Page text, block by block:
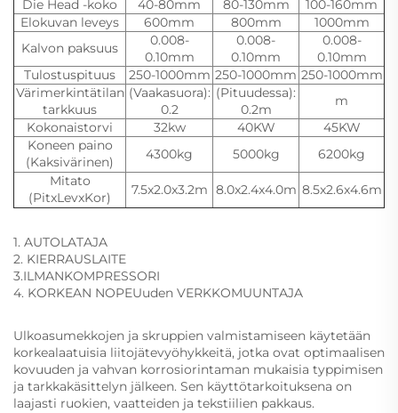
Die Head -koko
40-80mm 80-130mm
100-160mm
Elokuvan leveys
600mm 800mm
1000mm
Kalvon paksuus
0.008-
0.10mm
0.008-
0.10mm
0.008-
0.10mm
Tulostuspituus
250-1000mm 250-1000mm 250-1000mm
Värimerkintätilan
tarkkuus
(Vaakasuora):
0.2
(Pituudessa):
0.2m
m
Kokonaistorvi
32kw 40KW
45KW
Koneen paino
(Kaksivärinen)
4300kg 5000kg
6200kg
Mitato
(PitxLevxKor)
7.5x2.0x3.2m 8.0x2.4x4.0m 8.5x2.6x4.6m
1. AUTOLATAJA
2. KIERRAUSLAITE
3.ILMANKOMPRESSORI
4. KORKEAN NOPEUuden VERKKOMUUNTAJA
Ulkoasumekkojen ja skruppien valmistamiseen käytetään
korkealaatuisia liitojätevyöhykkeitä, jotka ovat optimaalisen
kovuuden ja vahvan korrosiorintaman mukaisia typpimisen
ja tarkkakäsittelyn jälkeen. Sen käyttötarkoituksena on
laajasti ruokien, vaatteiden ja tekstiilien pakkaus.